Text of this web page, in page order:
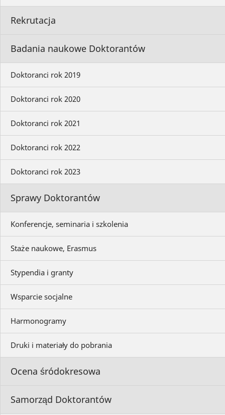
Rekrutacja
Badania naukowe Doktorantów
Doktoranci rok 2019
Doktoranci rok 2020
Doktoranci rok 2021
Doktoranci rok 2022
Doktoranci rok 2023
Sprawy Doktorantów
Konferencje, seminaria i szkolenia
Staże naukowe, Erasmus
Stypendia i granty
Wsparcie socjalne
Harmonogramy
Druki i materiały do pobrania
Ocena śródokresowa
Samorząd Doktorantów